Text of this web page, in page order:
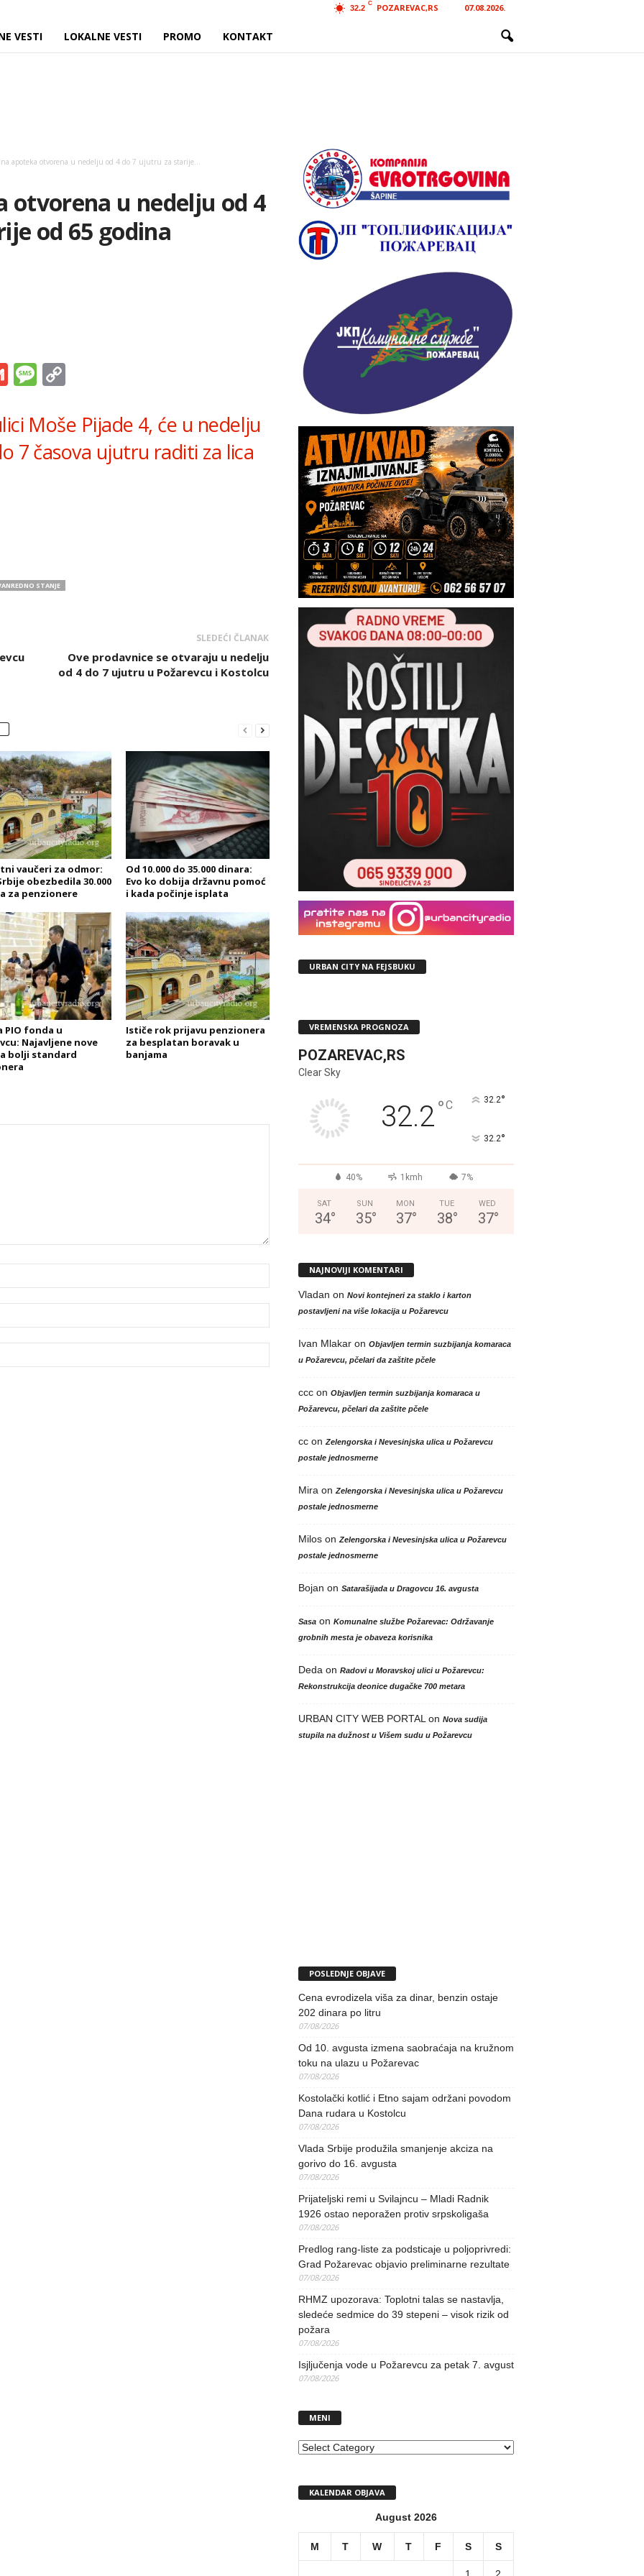
32.2
C POZAREVAC,RS 07.08.2026.
VESTI LOKALNE VESTI PROMO KONTAKT
apoteka otvorena u nedelju od 4 do 7 ujutru za starije...
otvorena u nedelju od 4
od 65 godina
GmailMessage
Moše Pijade 4, će u nedelju
7 časova ujutru raditi za lica
STANJE
SLEDEĆI ČLANAK
Ove prodavnice se otvaraju u nedelju
od 4 do 7 ujutru u Požarevcu i Kostolcu
vaučeri za odmor:
obezbedila 30.000
za penzionere
Od 10.000 do 35.000 dinara:
Evo ko dobija državnu pomoć
i kada počinje isplata
PIO fonda u
Najavljene nove
bolji standard
Ističe rok prijavu penzionera
za besplatan boravak u
banjama
URBAN CITY NA FEJSBUKU
VREMENSKA PROGNOZA
POZAREVAC,RS
Clear Sky
32.2°C 32.2°
32.2°
40% 1kmh 7%
SAT
34°
SUN
35°
MON
37°
TUE
38°
WED
37°
NAJNOVIJI KOMENTARI
Vladan on Novi kontejneri za staklo i karton
postavljeni na više lokacija u Požarevcu
Ivan Mlakaron Objavljen termin suzbijanja komaraca
u Požarevcu, pčelari da zaštite pčele
cccon Objavljen termin suzbijanja komaraca u
Požarevcu, pčelari da zaštite pčele
ccon Zelengorska i Nevesinjska ulica u Požarevcu
postale jednosmerne
Mira on Zelengorska i Nevesinjska ulica u Požarevcu
postale jednosmerne
Miloson Zelengorska i Nevesinjska ulica u Požarevcu
postale jednosmerne
Bojan on Satarašijada u Dragovcu 16. avgusta
Sasaon Komunalne službe Požarevac: Održavanje
grobnih mesta je obaveza korisnika
Deda on Radovi u Moravskoj ulici u Požarevcu:
Rekonstrukcija deonice dugačke 700 metara
URBAN CITY WEB PORTAL on Nova sudija
stupila na dužnost u Višem sudu u Požarevcu
POSLEDNJE OBJAVE
Cena evrodizela viša za dinar, benzin ostaje
202 dinara po litru
07/08/2026
Od 10. avgusta izmena saobraćaja na kružnom
toku na ulazu u Požarevac
07/08/2026
Kostolački kotlić i Etno sajam održani povodom
Dana rudara u Kostolcu
07/08/2026
Vlada Srbije produžila smanjenje akciza na
gorivo do 16. avgusta
07/08/2026
Prijateljski remi u Svilajncu – Mladi Radnik
1926 ostao neporažen protiv srpskoligaša
07/08/2026
Predlog rang-liste za podsticaje u poljoprivredi:
Grad Požarevac objavio preliminarne rezultate
07/08/2026
RHMZ upozorava: Toplotni talas se nastavlja,
sledeće sedmice do 39 stepeni – visok rizik od
požara
07/08/2026
Isjljučenja vode u Požarevcu za petak 7. avgust
07/08/2026
MENI
MENI
KALENDAR OBJAVA
August 2026
M T W T F S S
1 2